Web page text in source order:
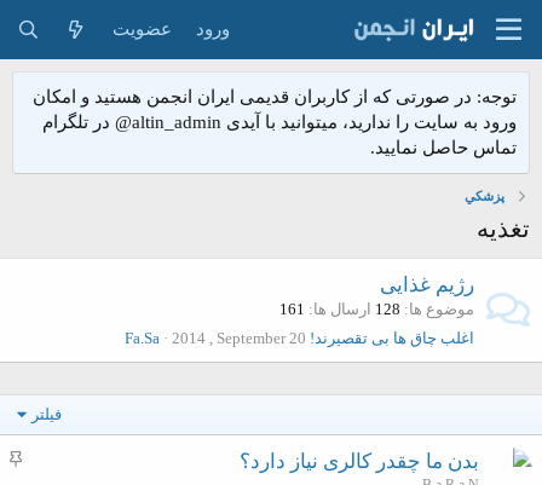
ورود عضویت
توجه: در صورتی که از کاربران قدیمی ایران انجمن هستید و امکان
ورود به سایت را ندارید، میتوانید با آیدی altin_admin@ در تلگرام
تماس حاصل نمایید.
پزشكي
تغذيه
رژیم غذایی
موضوع ها 128 ارسال ها 161
اغلب چاق ها بی تقصیرند! 2014 , September 20
Fa.Sa
فیلتر
م
بدن ما چقدر کالری نیاز دارد؟